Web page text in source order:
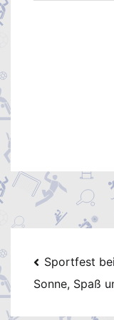
Sportfest
Sonne, Spaß